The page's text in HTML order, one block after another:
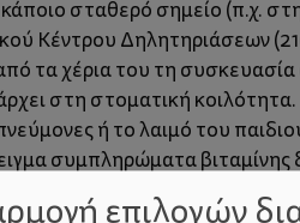
σταθερό σημείο (π.χ.
Κέντρου Δηλητηριάσεων
τα χέρια του τη
στη στοματική
ή το λαιμό του
συμπληρώματα βιταμίνης
(π.χ. καθαριστικό ή
επιλογών